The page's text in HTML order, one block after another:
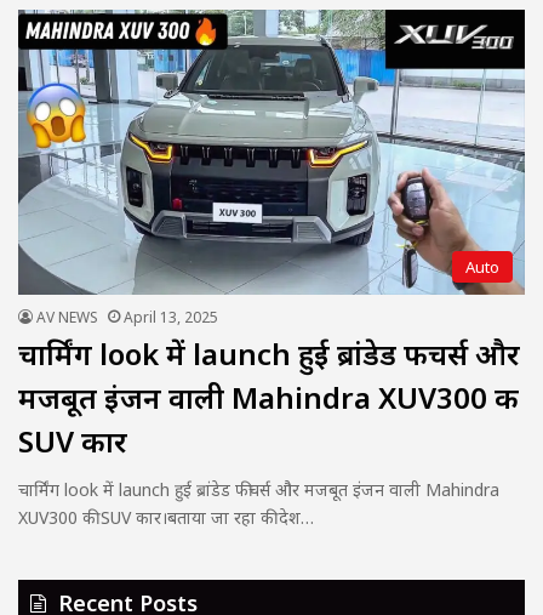
Auto
AV NEWS April 13, 2025
चार्मिंग look में launch हुई ब्रांडेड फीचर्स और
मजबूत इंजन वाली Mahindra XUV300 की
SUV कार
चार्मिंग look में launch हुई ब्रांडेड फीचर्स और मजबूत इंजन वाली Mahindra
XUV300 की SUV कार।बताया जा रहा की देश…
Recent Posts